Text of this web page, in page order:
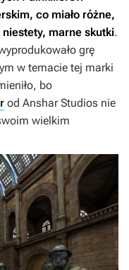
co miało różne,
marne skutki.
grę
w temacie tej marki
bo
od Anshar Studios nie
wielkim